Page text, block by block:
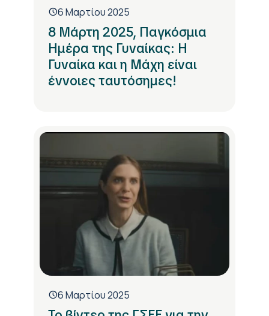
6 Μαρτίου 2025
8 Μάρτη 2025, Παγκόσμια
Ημέρα της Γυναίκας: Η
Γυναίκα και η Μάχη είναι
έννοιες ταυτόσημες!
6 Μαρτίου 2025